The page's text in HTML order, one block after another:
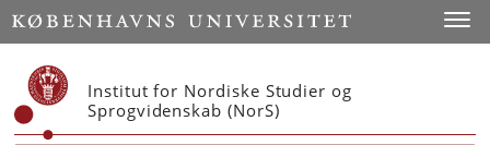
Start
Institut for Nordiske Studier og
Sprogvidenskab (NorS)